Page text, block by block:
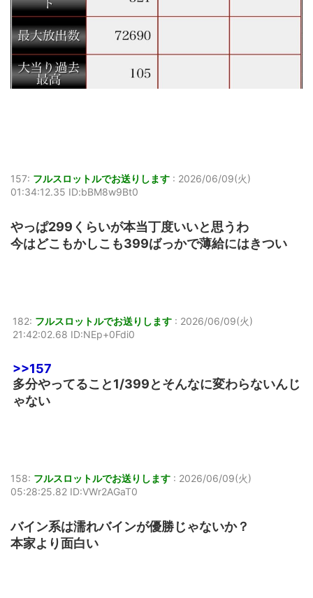
157: フルスロットルでお送りします : 2026/06/09(火)
01:34:12.35 ID:bBM8w9Bt0
やっぱ299くらいが本当丁度いいと思うわ
今はどこもかしこも399ばっかで薄給にはきつい
182: フルスロットルでお送りします : 2026/06/09(火)
21:42:02.68 ID:NEp+0Fdi0
>>157
多分やってること1/399とそんなに変わらないんじ
ゃない
158: フルスロットルでお送りします : 2026/06/09(火)
05:28:25.82 ID:VWr2AGaT0
バイン系は濡れバインが優勝じゃないか？
本家より面白い